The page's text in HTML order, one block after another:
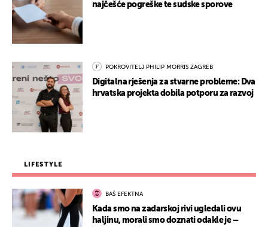
najčešće pogreške te sudske sporove
POKROVITELJ PHILIP MORRIS ZAGREB
Digitalna rješenja za stvarne probleme: Dva
hrvatska projekta dobila potporu za razvoj
LIFESTYLE
BAŠ EFEKTNA
Kada smo na zadarskoj rivi ugledali ovu
haljinu, morali smo doznati odakle je –